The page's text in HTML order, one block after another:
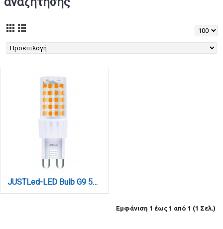
JUSTLed-LED Bulb G9 5W 680LM 3000K Θερμό (B090005011)
Εμφάνιση 1 έως 1 από 1 (1 Σελ.)